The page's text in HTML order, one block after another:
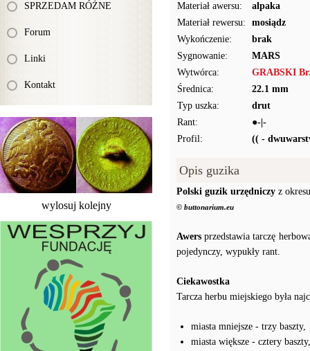
SPRZEDAM RÓŻNE
Forum
Linki
Kontakt
wylosuj kolejny
Materiał awersu:
alpaka
Materiał rewersu:
mosiądz
Wykończenie:
brak
Sygnowanie:
MARS
Wytwórca:
GRABSKI
Średnica:
22.1 mm
Typ uszka:
drut
Rant:
●-|-
Profil:
(( -
Opis guzika
Polski guzik urzędniczy z
© buttonarium.eu
Awers przedstawia tarczę
pojedynczy, wypukły rant.
Ciekawostka
Tarcza herbu miejskiego była
miasta mniejsze - trzy baszty,
miasta większe - cztery baszty,